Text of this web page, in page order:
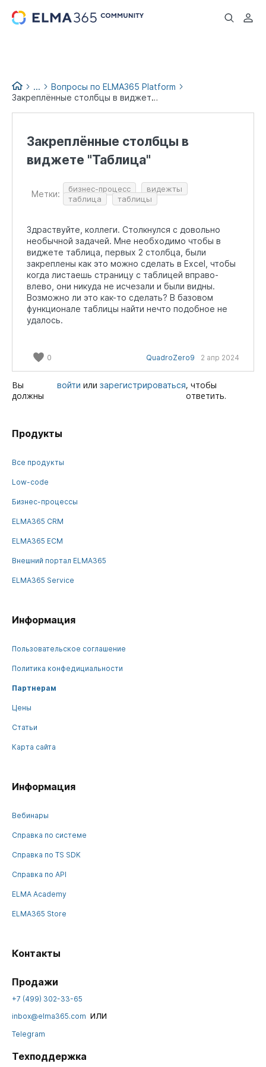
...
...
Вопросы по ELMA365 Platform
Закреплённые столбцы в виджете "Таблица"
Закреплённые столбцы в
виджете "Таблица"
Метки: бизнес-процесс
видежты
таблица
таблицы
Здраствуйте, коллеги. Столкнулся с довольно
необычной задачей. Мне необходимо чтобы в
виджете таблица, первых 2 столбца, были
закреплены как это можно сделать в Excel, чтобы
когда листаешь страницу с таблицей вправо-
влево, они никуда не исчезали и были видны.
Возможно ли это как-то сделать? В базовом
функционале таблицы найти нечто подобное не
удалось.
0 QuadroZero9 2 апр 2024
Вы
должны
войти илизарегистрироваться, чтобы
ответить.
Продукты
Все продукты
Low-code
Бизнес-процессы
ELMA365 CRM
ELMA365 ECM
Внешний портал ELMA365
ELMA365 Service
Информация
Пользовательское соглашение
Политика конфедициальности
Партнерам
Цены
Статьи
Карта сайта
Информация
Вебинары
Справка по системе
Справка по TS SDK
Справка по API
ELMA Academy
ELMA365 Store
Контакты
Продажи
+7 (499) 302-33-65
inbox@elma365.com или
Telegram
Техподдержка